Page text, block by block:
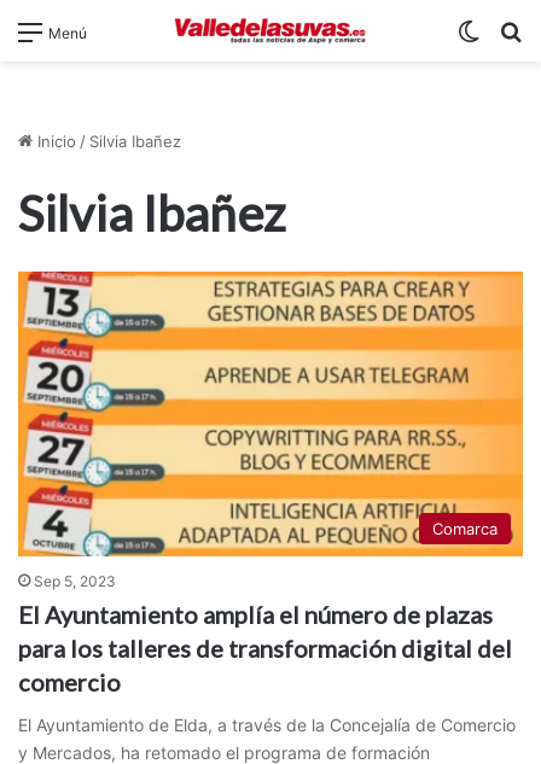
Menú
Inicio / Silvia Ibañez
Silvia Ibañez
Comarca
Sep 5, 2023
El Ayuntamiento amplía el número de plazas
para los talleres de transformación digital del
comercio
El Ayuntamiento de Elda, a través de la Concejalía de Comercio
y Mercados, ha retomado el programa de formación